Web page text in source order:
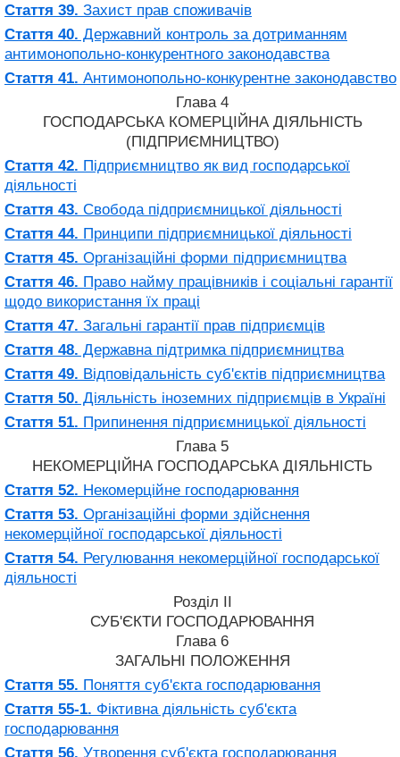
Стаття 39. Захист прав споживачів
Стаття 40. Державний контроль за дотриманням
антимонопольно-конкурентного законодавства
Стаття 41. Антимонопольно-конкурентне законодавство
Глава 4
ГОСПОДАРСЬКА КОМЕРЦІЙНА ДІЯЛЬНІСТЬ
(ПІДПРИЄМНИЦТВО)
Стаття 42. Підприємництво як вид господарської
діяльності
Стаття 43. Свобода підприємницької діяльності
Стаття 44. Принципи підприємницької діяльності
Стаття 45. Організаційні форми підприємництва
Стаття 46. Право найму працівників і соціальні гарантії
щодо використання їх праці
Стаття 47. Загальні гарантії прав підприємців
Стаття 48. Державна підтримка підприємництва
Стаття 49. Відповідальність суб'єктів підприємництва
Стаття 50. Діяльність іноземних підприємців в Україні
Стаття 51. Припинення підприємницької діяльності
Глава 5
НЕКОМЕРЦІЙНА ГОСПОДАРСЬКА ДІЯЛЬНІСТЬ
Стаття 52. Некомерційне господарювання
Стаття 53. Організаційні форми здійснення
некомерційної господарської діяльності
Стаття 54. Регулювання некомерційної господарської
діяльності
Розділ II
СУБ'ЄКТИ ГОСПОДАРЮВАННЯ
Глава 6
ЗАГАЛЬНІ ПОЛОЖЕННЯ
Стаття 55. Поняття суб'єкта господарювання
Стаття 55-1. Фіктивна діяльність суб'єкта
господарювання
Стаття 56. Утворення суб'єкта господарювання